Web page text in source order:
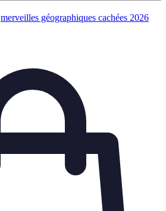
merveilles géographiques cachées 2026